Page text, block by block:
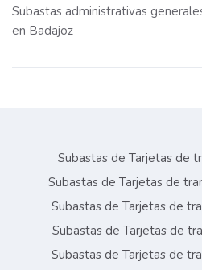
Subastas administrativas
en Badajoz
Subastas de Tarjetas de
Subastas de Tarjetas de
Subastas de Tarjetas de
Subastas de Tarjetas de
Subastas de Tarjetas de